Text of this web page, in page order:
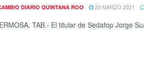
DIARIO QUINTANA ROO 20 MARZO 2021
TAB.- El titular de Sedafop Jorge